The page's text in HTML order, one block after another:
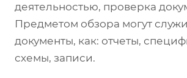
деятельностью, проверка
Предметом обзора могут
документы, как: отчеты,
схемы, записи.